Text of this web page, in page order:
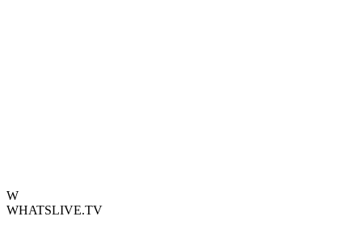
W
WHATSLIVE.TV